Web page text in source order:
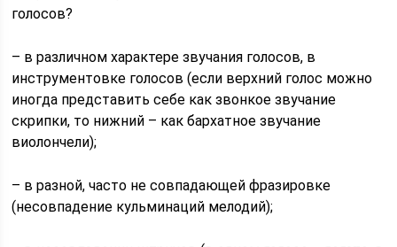
голосов?
– в различном характере звучания голосов, в
инструментовке голосов (если верхний голос можно
иногда представить себе как звонкое звучание
скрипки, то нижний – как бархатное звучание
виолончели);
– в разной, часто не совпадающей фразировке
(несовпадение кульминаций мелодий);